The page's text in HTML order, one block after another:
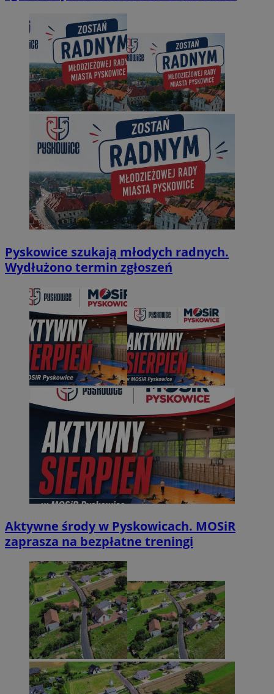
Pyskowice szukają młodych radnych.
Wydłużono termin zgłoszeń
Aktywne środy w Pyskowicach. MOSiR
zaprasza na bezpłatne treningi